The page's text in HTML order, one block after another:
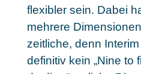
flexibler sein. Dabei
mehrere
zeitliche, denn
definitiv kein „Nine to